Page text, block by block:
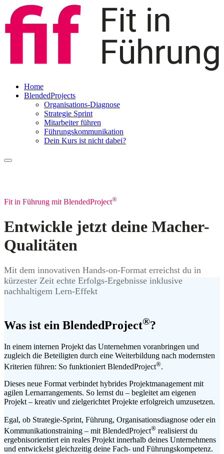
Home
BlendedProjects
Organisations-Diagnose
Strategie Sprint
Mitarbeiter führen
Führungskommunikation
Dein Kurs ist nicht dabei?
Fit in Führung mit BlendedProject®
Entwickle jetzt deine Macher-
Qualitäten
Mit dem innovativen Hands-on-Format erreichst du in
kürzester Zeit echte Erfolgs-Ergebnisse inklusive
nachhaltigem Lern-Effekt
Was ist ein BlendedProject®?
In einem internen Projekt das Unternehmen voranbringen und
zugleich die Beteiligten durch eine Weiterbildung nach modernsten
Kriterien führen: So funktioniert BlendedProject®.
Dieses neue Format verbindet hybrides Projektmanagement mit
agilen Lernarrangements. So lernst du – begleitet am eigenen
Projekt – kreativ und zielgerichtet Projekte erfolgreich umzusetzen.
Egal, ob Strategie-Sprint, Führung, Organisationsdiagnose oder ein
Kommunikationstraining – mit BlendedProject® realisierst du
ergebnisorientiert ein reales Projekt innerhalb deines Unternehmens
und entwickelst gleichzeitig deine Fach- und Führungskompetenz.